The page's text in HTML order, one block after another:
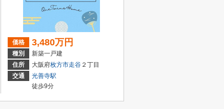
価格 3,480万円
種別
新築一戸建
住所
大阪府枚方市走谷 ２丁目
交通
光善寺駅
徒歩9分